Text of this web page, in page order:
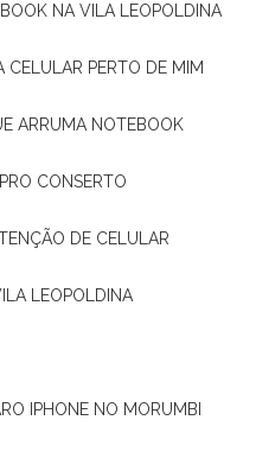
NA VILA LEOPOLDINA
CELULAR PERTO DE MIM
ARRUMA NOTEBOOK
CONSERTO
DE CELULAR
LEOPOLDINA
IPHONE NO MORUMBI